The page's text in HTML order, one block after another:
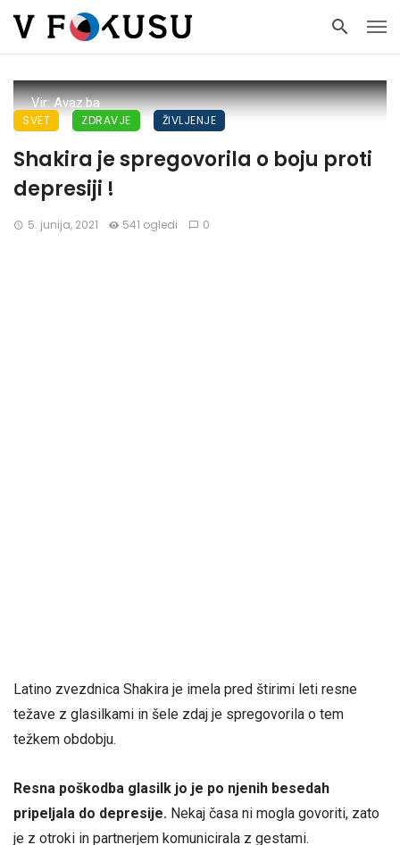
Vir: Avaz.ba
SVET ZDRAVJE ŽIVLJENJE
Shakira je spregovorila o boju proti
depresiji !
5. junija, 2021 541 ogledi 0
Latino zvezdnica Shakira je imela pred štirimi leti resne
težave z glasilkami in šele zdaj je spregovorila o tem
težkem obdobju.
Resna poškodba glasilk jo je po njenih besedah ​​
pripeljala do depresije. Nekaj ​​časa ni mogla govoriti, zato
je z otroki in partnerjem komunicirala z gestami.